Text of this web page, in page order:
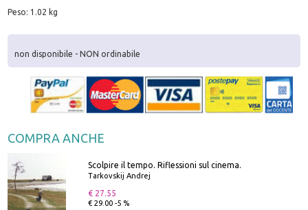
Peso: 1.02 kg
non disponibile - NON ordinabile
COMPRA ANCHE
Scolpire il tempo. Riflessioni sul cinema.
Tarkovskij Andrej
€ 27.55
€ 29.00 -5 %